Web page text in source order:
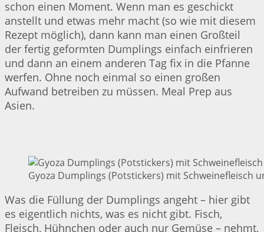
schon einen Moment. Wenn man es geschickt
anstellt und etwas mehr macht (so wie mit diesem
Rezept möglich), dann kann man einen Großteil
der fertig geformten Dumplings einfach einfrieren
und dann an einem anderen Tag fix in die Pfanne
werfen. Ohne noch einmal so einen großen
Aufwand betreiben zu müssen. Meal Prep aus
Asien.
Gyoza Dumplings (Potstickers) mit Schweinefleisch
Was die Füllung der Dumplings angeht – hier gibt
es eigentlich nichts, was es nicht gibt. Fisch,
Fleisch, Hühnchen oder auch nur Gemüse – nehmt,